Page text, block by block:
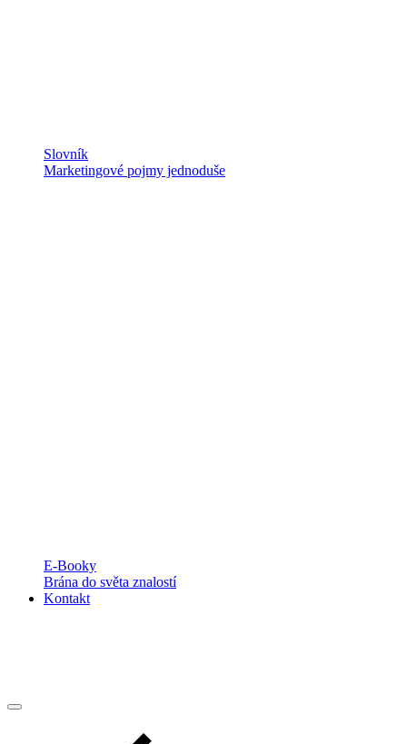
Slovník
Marketingové pojmy jednoduše
E-Booky
Brána do světa znalostí
Kontakt